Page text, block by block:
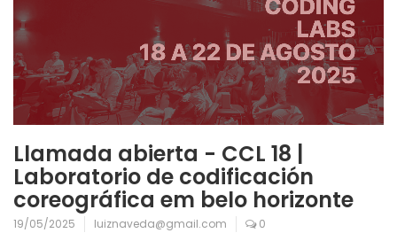
Llamada abierta - CCL 18 |
Laboratorio de codificación
coreográfica em belo horizonte
19/05/2025 luiznaveda@gmail.com 0